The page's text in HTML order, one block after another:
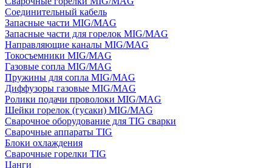
Соединительный кабель
Запасные части MIG/MAG
Запасные части для горелок MIG/MAG
Направляющие каналы MIG/MAG
Токосъемники MIG/MAG
Газовые сопла MIG/MAG
Пружины для сопла MIG/MAG
Диффузоры газовые MIG/MAG
Ролики подачи проволоки MIG/MAG
Шейки горелок (гусаки) MIG/MAG
Сварочное оборудование для TIG сварки
Сварочные аппараты TIG
Блоки охлаждения
Сварочные горелки TIG
Цанги